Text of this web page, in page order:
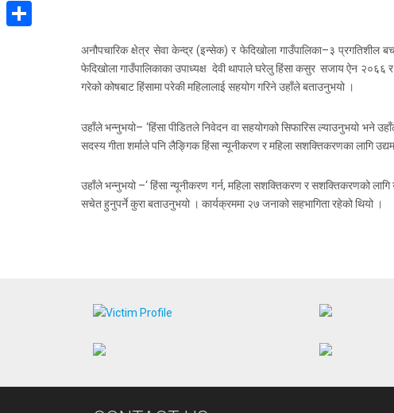
अनौपचारिक क्षेत्र सेवा केन्द्र (इन्सेक) र फेदिखोला गाउँपालिका–३
फेदिखोला गाउँपालिकाका उपाध्यक्ष देवी थापाले घरेलु हिंसा कसुर सजाय ऐन २०६६
गरेको कोषबाट हिंसामा परेकी महिलालाई सहयोग गरिने उहाँले बताउनुभयो ।
उहाँले भन्नुभयो– ‘हिंसा पीडितले निवेदन वा सहयोगको सिफारिस ल्याउनुभयो भने
सदस्य गीता शर्माले पनि लैङ्गिक हिंसा न्यूनीकरण र महिला सशक्तिकरणका लागि
उहाँले भन्नुभयो –‘ हिंसा न्यूनीकरण गर्न, महिला सशक्तिकरण र सशक्तिकरणको लागि
सचेत हुनुपर्ने कुरा बताउनुभयो । कार्यक्रममा २७ जनाको सहभागिता रहेको थियो ।
PrintFriendly